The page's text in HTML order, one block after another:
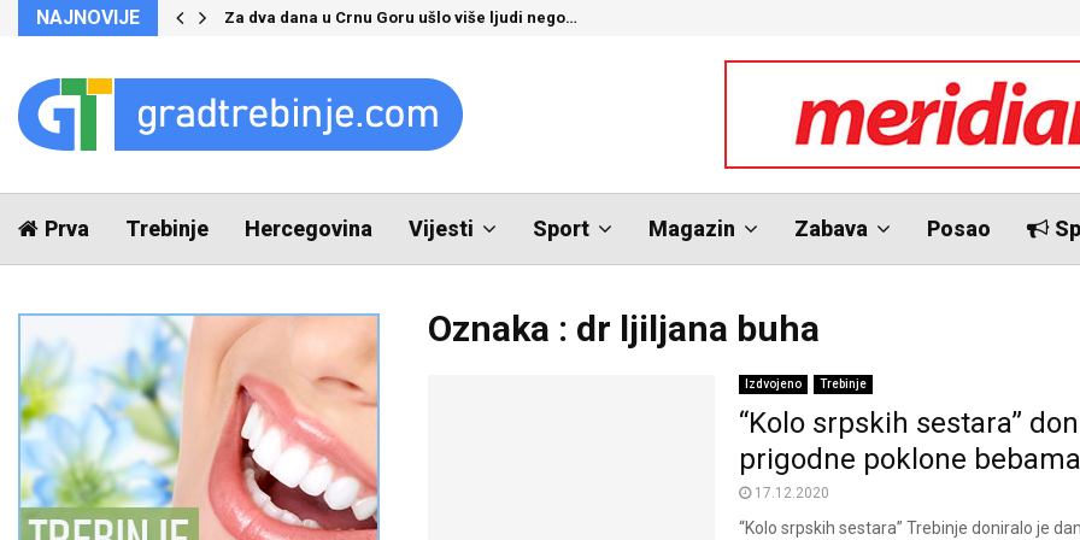
NAJNOVIJE Za dva dana u Crnu Goru ušlo više ljudi nego…
Prva Trebinje Hercegovina Vijesti Sport Magazin Zabava Posao
Oznaka : dr ljiljana buha
Izdvojeno Trebinje
“Kolo srpskih sestara”
prigodne poklone bebama
17.12.2020
“Kolo srpskih sestara” Trebinje doniralo je